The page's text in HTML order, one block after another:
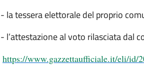
- la tessera elettorale del proprio
- l’attestazione al voto rilasciata dal
https://www.gazzettaufficiale.it/eli/id/